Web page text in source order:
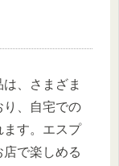
、さまざま
り、自宅での
ます。エスプ
で楽しめる